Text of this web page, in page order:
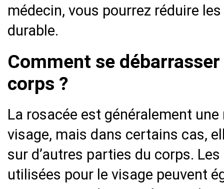
médecin, vous pourrez réduire
durable.
Comment se
corps ?
La rosacée est généralement
visage, mais dans certains cas,
sur d’autres parties du corps.
utilisées pour le visage peuvent